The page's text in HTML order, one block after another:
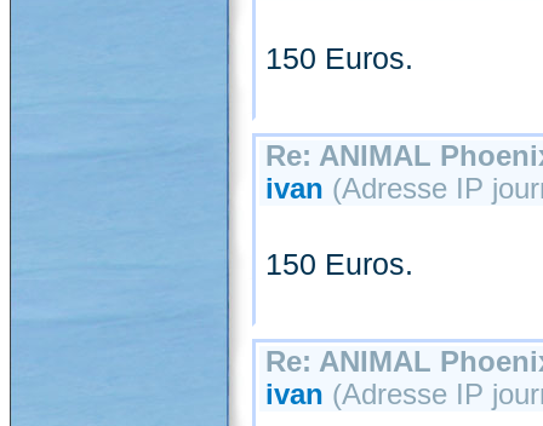
150 Euros.
Re: ANIMAL
ivan (Adresse IP
150 Euros.
Re: ANIMAL
ivan (Adresse IP